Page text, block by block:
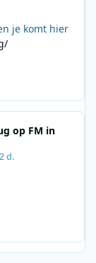
je komt hier
op FM in
2 d.